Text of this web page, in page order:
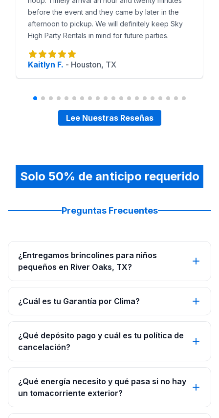
before the event and they came by later in the
afternoon to pickup. We will definitely keep Sky
High Party Rentals in mind for future parties.
Kaitlyn F. - Houston, TX
Lee Nuestras Reseñas
Solo 50% de anticipo requerido
Preguntas Frecuentes
¿Entregamos brincolines para niños
pequeños en River Oaks, TX?
¿Cuál es tu Garantía por Clima?
¿Qué depósito pago y cuál es tu política de
cancelación?
¿Qué energía necesito y qué pasa si no hay
un tomacorriente exterior?